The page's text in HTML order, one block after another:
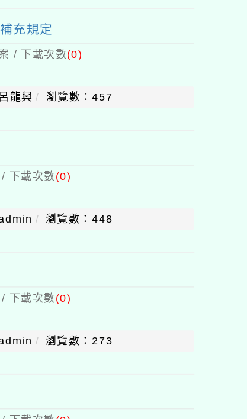
充規定
/ 下載次數(0)
龍興 瀏覽數：457
下載次數(0)
瀏覽數：448
下載次數(0)
瀏覽數：273